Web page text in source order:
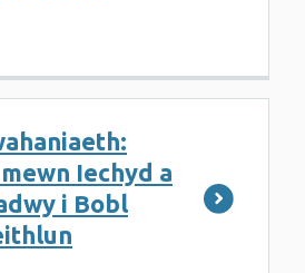
Iechyd a
i Bobl